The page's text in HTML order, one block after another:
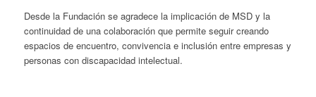
Desde la Fundación se agradece la implicación de MSD y la
continuidad de una colaboración que permite seguir creando
espacios de encuentro, convivencia e inclusión entre empresas y
personas con discapacidad intelectual.